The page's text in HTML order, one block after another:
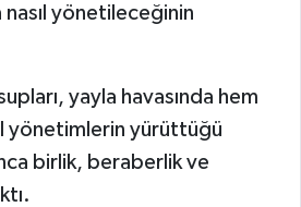
yönetileceğinin
yayla havasında hem
yönetimlerin yürüttüğü
birlik, beraberlik ve